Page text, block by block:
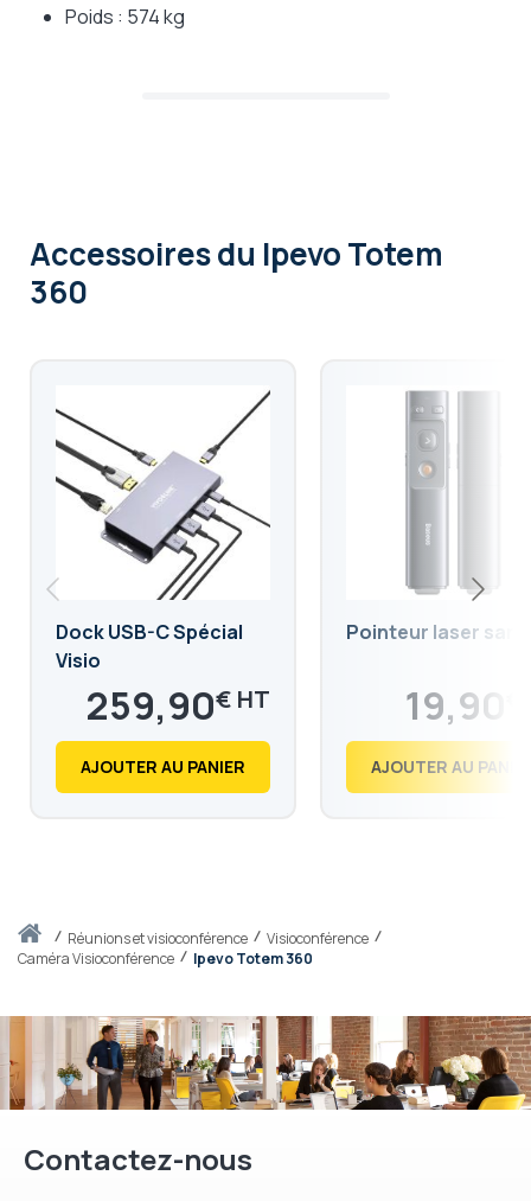
Accueilréunions et visioconférence
Visioconférence
Caméra Visioconférence
Ipevo Totem 360
Poids : 574 kg
Accessoiresdu Ipevo Totem
360
Dock USB-C Spécial
Visio
259,90€
311,88
AJOUTER AU PANIER
Pointeur laser
19,90
23,88
AJOUTER AU
Contactez-nous